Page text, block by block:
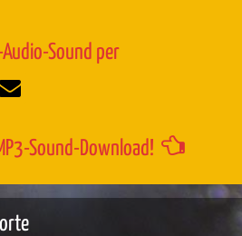
Audio-Sound per
Sound-Download!